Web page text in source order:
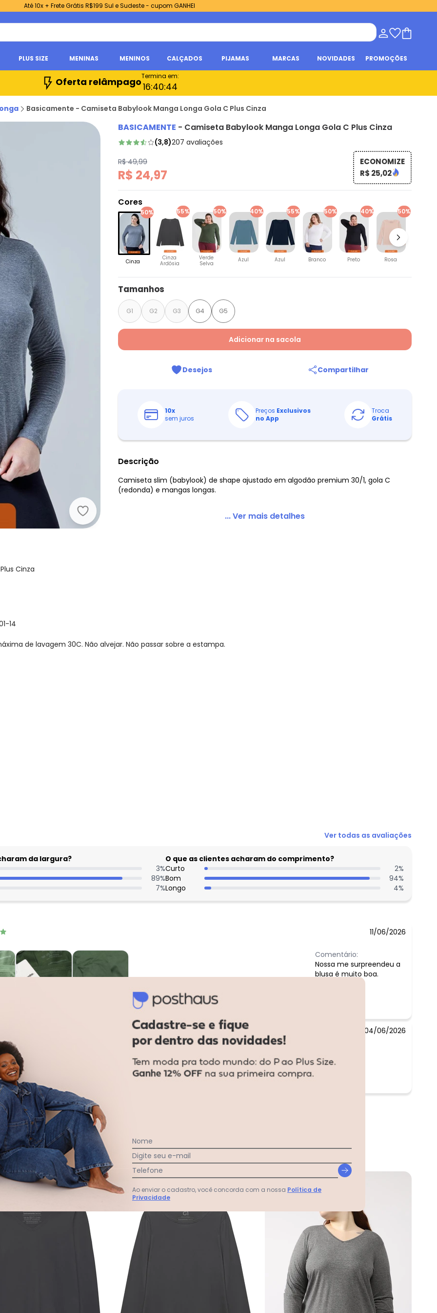
Até 10x + Frete Grátis R$199 Sul e Sudeste - cupom GANHEI
PLUS SIZE MENINAS MENINOS CALÇADOS PIJAMAS MARCAS NOVIDADES PROMOÇÕES
Oferta relâmpagoTermina em:
16:40:43
Basicamente - Camiseta Babylook Manga Longa Gola C Plus Cinza
Basicamente - Camiseta Babylook Manga Longa Gola C Plus Cinza
BASICAMENTE - Camiseta Babylook Manga Longa Gola C Plus Cinza
(3,8)207 avaliações
R$ 49,99
R$ 24,97
ECONOMIZE
R$ 25,02
Cores
50%
Cinza
55%
Cinza
Ardósia
50%
Verde
Selva
40%
Azul
55%
Azul
50%
Branco
40%
Preto
50%
Rosa
Tamanhos
G1 G2 G3 G4 G5
Adicionar na sacola
Desejos Compartilhar
10x
sem juros
Preços Exclusivos
no App
Troca
Grátis
Descrição
Camiseta slim (babylook) de shape ajustado em algodão premium 30/1, gola C
(redonda) e mangas longas.
... Ver mais detalhes
Cinza
14
de lavagem 30C. Não alvejar. Não passar sobre a estampa.
Ver todas as avaliações
da largura?
3%
89%
7%
O que as clientes acharam do comprimento?
Curto
2%
Bom
94%
Longo
4%
11/06/2026
Comentário:
Nossa me surpreendeu a
blusa é muito boa.
04/06/2026
Ver todas as avaliações
-55% -55%
Nome
Digite seu e-mail
Telefone
Ao enviar o cadastro, você concorda com a nossa Política de
Privacidade